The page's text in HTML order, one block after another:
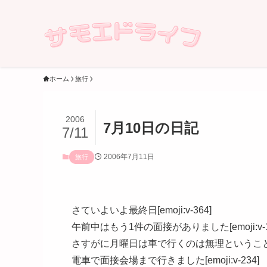
ホーム 旅行
7月10日の日記
2006
7/11
旅行 2006年7月11日
さていよいよ最終日[emoji:v-364]
午前中はもう1件の面接がありました[emoji:v-
さすがに月曜日は車で行くのは無理というこ
電車で面接会場まで行きました[emoji:v-234]